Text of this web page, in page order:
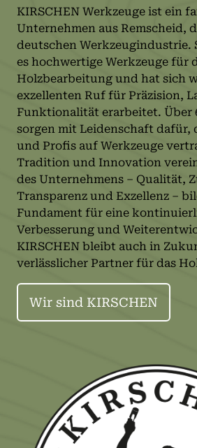
KIRSCHEN Werkzeuge ist ein
Unternehmen aus Remscheid,
deutschen Werkzeugindustrie.
es hochwertige Werkzeuge für
Holzbearbeitung und hat sich
exzellenten Ruf für Präzision,
Funktionalität erarbeitet. Über
sorgen mit Leidenschaft dafür,
und Profis auf Werkzeuge
Tradition und Innovation
des Unternehmens – Qualität,
Transparenz und Exzellenz –
Fundament für eine
Verbesserung und
KIRSCHEN bleibt auch in
verlässlicher Partner für das
Wir sind KIRSCHEN